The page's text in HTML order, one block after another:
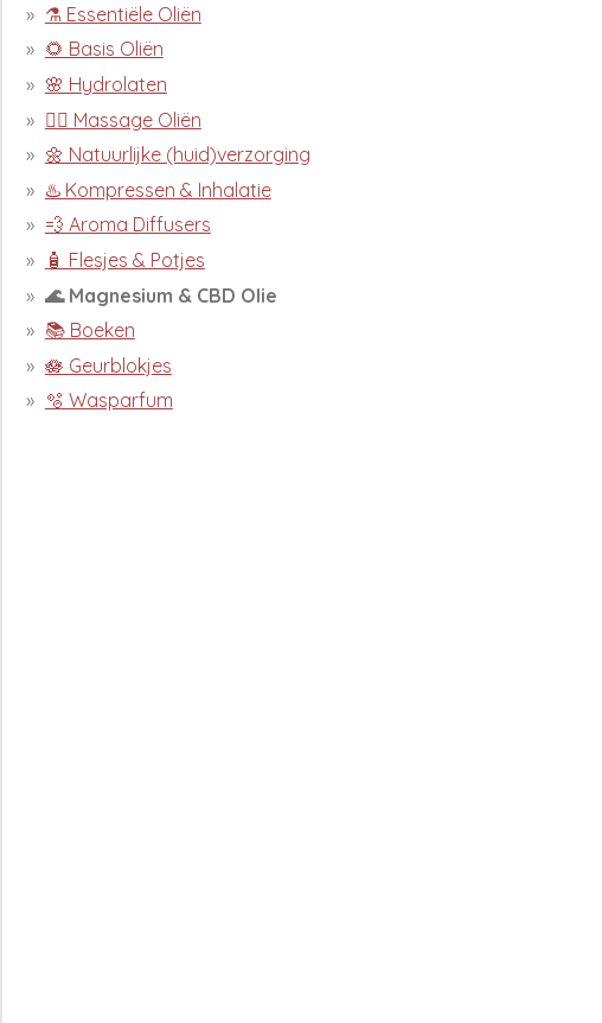
⚗️ Essentiële Oliën
🌻 Basis Oliën
🌸 Hydrolaten
💆‍♀️ Massage Oliën
🌼 Natuurlijke (huid)verzorging
♨️ Kompressen & Inhalatie
💨 Aroma Diffusers
🧴 Flesjes & Potjes
🌊 Magnesium & CBD Olie
📚 Boeken
🪷 Geurblokjes
🫧 Wasparfum